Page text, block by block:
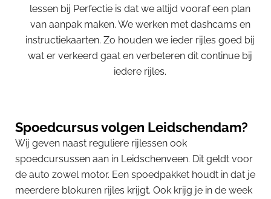
lessen bij Perfectie is dat we altijd vooraf een plan
van aanpak maken. We werken met dashcams en
instructiekaarten. Zo houden we ieder rijles goed bij
wat er verkeerd gaat en verbeteren dit continue bij
iedere rijles.
Spoedcursus volgen Leidschendam?
Wij geven naast reguliere rijlessen ook
spoedcursussen aan in Leidschenveen. Dit geldt voor
de auto zowel motor. Een spoedpakket houdt in dat je
meerdere blokuren rijles krijgt. Ook krijg je in de week